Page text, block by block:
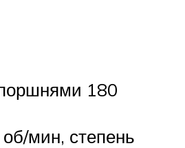
180
мин, степень